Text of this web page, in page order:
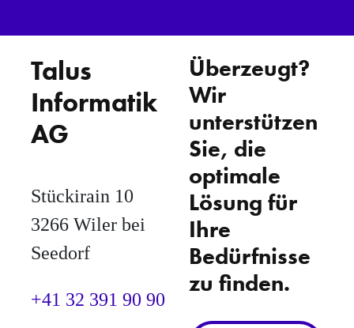
Talus
Informatik
AG
Stückirain 10
3266 Wiler bei
Seedorf
+41 32 391 90 90
Überzeugt?
Wir
unterstützen
Sie, die
optimale
Lösung für
Ihre
Bedürfnisse
zu finden.